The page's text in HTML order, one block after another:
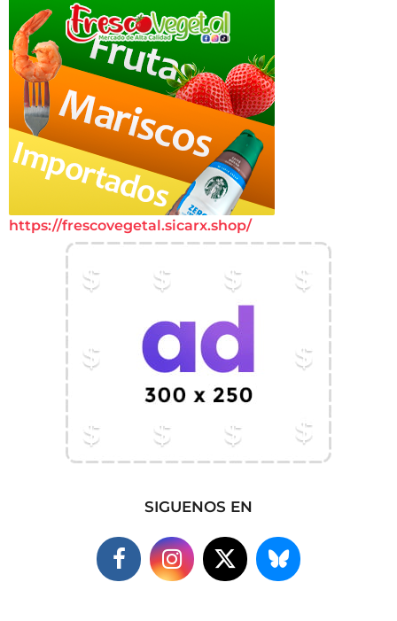
https://frescovegetal.sicarx.shop/
SIGUENOS EN